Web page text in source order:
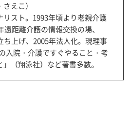
えこ）
スト。1993年頃より老親介護
距離介護の情報交換の場、
ち上げ、2005年法人化。現理事
入院・介護ですぐやること・考
（翔泳社）など著書多数。